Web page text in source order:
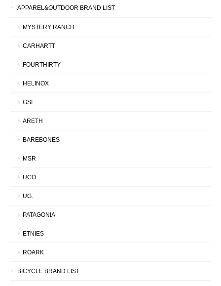
APPAREL&OUTDOOR BRAND LIST
MYSTERY RANCH
CARHARTT
FOURTHIRTY
HELINOX
GSI
ARETH
BAREBONES
MSR
UCO
UG.
PATAGONIA
ETNIES
ROARK
BICYCLE BRAND LIST